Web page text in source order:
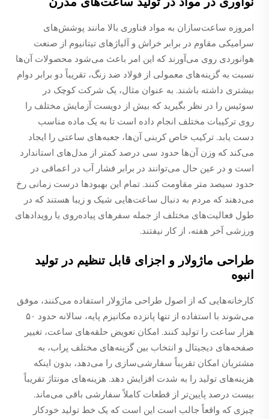
امروزه ساعت‌سازان به مواد فناوری بالا مانند پوشش‌های
سرامیکی مقاوم در برابر خراش و آلیاژهای تیتانیوم از صنعت
هوانوردی روی می‌آورند که این امر باعث می‌شود محصولات آن‌ها
نسبت به گزینه‌های معمولی از فولاد ضد زنگ، تقریباً دو برابر دوام
بیشتری داشته باشند. به عنوان مثال، یک شرکت کوچک در
سوئیس را در نظر بگیرید که بیش از دویست آزمایش مختلف را
روی ترکیبات مختلف انجام داده است تا به یک ماده مناسب
دست یابد. ترکیب خاص کربنی آن‌ها، جعبه‌های ساعتی را ایجاد
می‌کند که وزن آن‌ها حدود سی درصد کمتر از مدل‌های استاندارد
است و در عین حال می‌توانند در برابر فشار آب در اعماقی در
حدود سیصد متر مقاومت کنند. تمام این بهبودها درست زمانی رخ
می‌دهند که مردم به دنبال ساعت‌هایی شیک و زیبا هستند که در
طول فعالیت‌های مختلف از جمله سفرهای پیاده‌روی یا رویدادهای
ورزشی آخر هفته، از کار نیفتند.
طراحی ماژولار و اجزای قابل تنظیم در تولید
انبوه
کارخانه‌هایی که از اصول طراحی ماژولار استفاده می‌کنند، موفق
می‌شوند با استفاده از تنها پانزده مکانیزم پایه، سالانه حدود ۵۰
هزار ساعت را تولید کنند. امکان تعویض حلقه‌های ساعت، تغییر
صفحه‌های دیجیتال و انتخاب بین گزینه‌های مختلف پراب، به
مشتریان امکان تقریباً سفارشی‌سازی را می‌دهد، بدون اینکه
هزینه‌های تولید را به شدت افزایش دهد. هزینه‌های مونتاژ تقریباً
بیست درصد پایین‌تر از قطعات کاملاً سفارشی باقی می‌ماند.
چیزی که واقعاً جالب است این است که یک خط تولید خودکار